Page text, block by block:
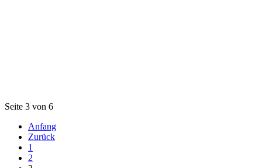
Seite 3 von 6
Anfang
Zurück
1
2